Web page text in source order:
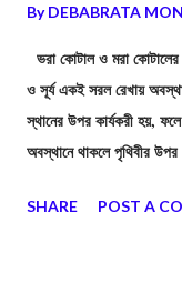
ByDEBABRATA
ভরা কোটাল ও মরা
ও সূর্য একই সরল রেখায়
স্থানের উপর কার্যকরী হয়,
অবস্থানে থাকলে পৃথিবীর
আহরণ ইত্যাদি)-র প্রভাব
SHARE POST A